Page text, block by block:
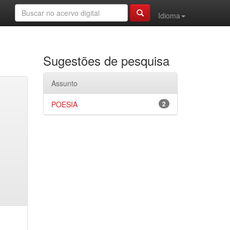
Idioma
Sugestões de pesquisa
Assunto
2
POESIA